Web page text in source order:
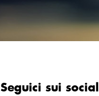
Seguici sui social